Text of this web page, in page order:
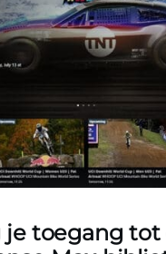
je toegang tot